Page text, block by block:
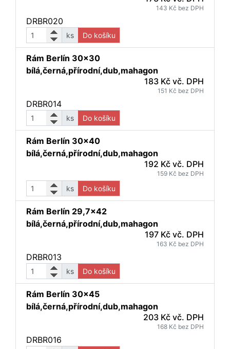
143 Kč bez DPH
DRBR020
ks Do košíku
Rám Berlín 30x30
bílá,černá,přírodní,dub,mahagon
183 Kč vč. DPH
151 Kč bez DPH
DRBR014
ks Do košíku
Rám Berlín 30x40
bílá,černá,přírodní,dub,mahagon
192 Kč vč. DPH
159 Kč bez DPH
ks Do košíku
Rám Berlín 29,7x42
bílá,černá,přírodní,dub,mahagon
197 Kč vč. DPH
163 Kč bez DPH
DRBR013
ks Do košíku
Rám Berlín 30x45
bílá,černá,přírodní,dub,mahagon
203 Kč vč. DPH
168 Kč bez DPH
DRBR016